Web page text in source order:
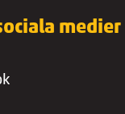
medier